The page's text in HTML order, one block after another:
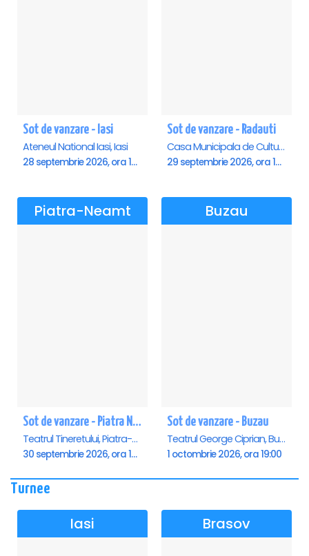
Sot de vanzare - Iasi
Ateneul National Iasi, Iasi
28 septembrie 2026, ora 19:00
Sot de vanzare - Radauti
Casa Municipala de Cultura, Radauti
29 septembrie 2026, ora 19:00
Piatra-Neamt
Sot de vanzare - Piatra Neamt
Teatrul Tineretului, Piatra-Neamt
30 septembrie 2026, ora 19:00
Buzau
Sot de vanzare - Buzau
Teatrul George Ciprian, Buzau
1 octombrie 2026, ora 19:00
Turnee
Iasi Brasov